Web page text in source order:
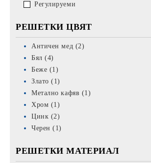
Регулируеми
РЕШЕТКИ ЦВЯТ
Античен мед (2)
Бял (4)
Беже (1)
Злато (1)
Метално кафяв (1)
Хром (1)
Цинк (2)
Черен (1)
РЕШЕТКИ МАТЕРИАЛ